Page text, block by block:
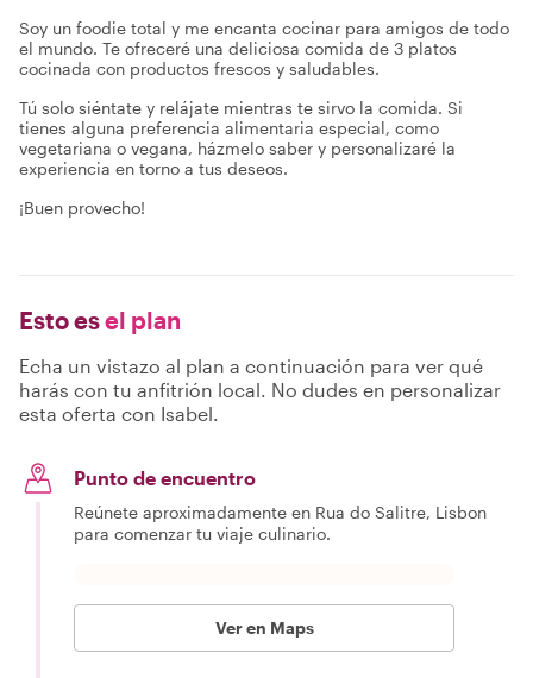
Soy un foodie total y me encanta cocinar para amigos de todo
el mundo. Te ofreceré una deliciosa comida de 3 platos
cocinada con productos frescos y saludables.
Tú solo siéntate y relájate mientras te sirvo la comida. Si
tienes alguna preferencia alimentaria especial, como
vegetariana o vegana, házmelo saber y personalizaré la
experiencia en torno a tus deseos.
¡Buen provecho!
Esto esel plan
Echa un vistazo al plan a continuación para ver qué
harás con tu anfitrión local. No dudes en personalizar
esta oferta con Isabel.
Punto de encuentro
Reúnete aproximadamente en Rua do Salitre, Lisbon
para comenzar tu viaje culinario.
Ver en Maps